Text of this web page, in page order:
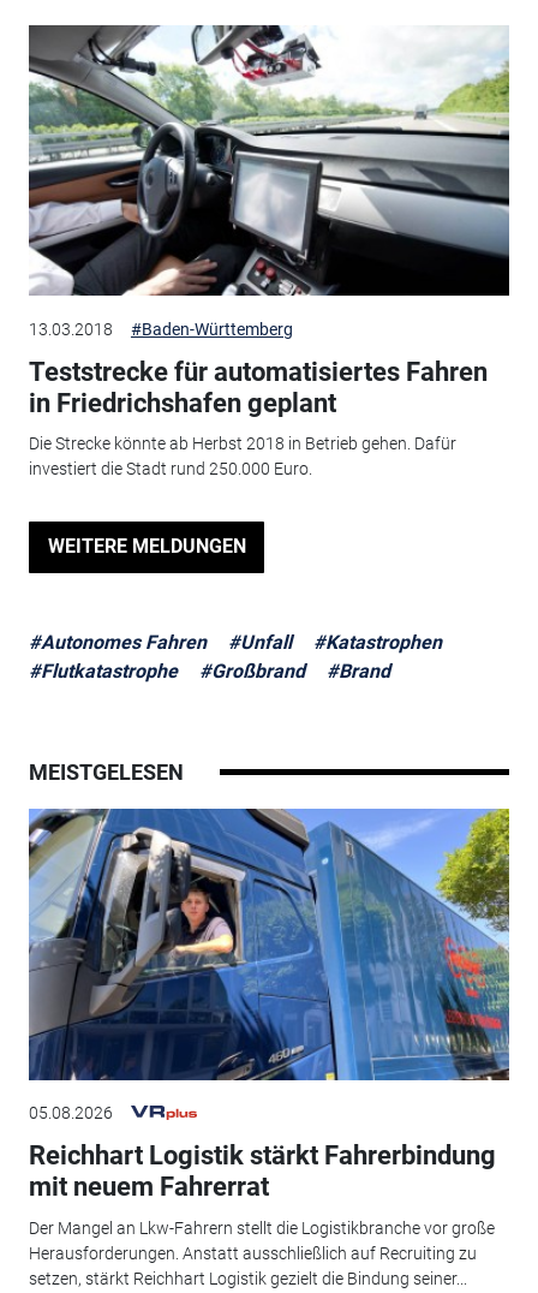
13.03.2018 #Baden-Württemberg
Teststrecke für automatisiertes Fahren
in Friedrichshafen geplant
Die Strecke könnte ab Herbst 2018 in Betrieb gehen. Dafür
investiert die Stadt rund 250.000 Euro.
WEITERE MELDUNGEN
#Autonomes Fahren #Unfall
#Katastrophen
#Flutkatastrophe
#Großbrand #Brand
MEISTGELESEN
05.08.2026
Reichhart Logistik stärkt Fahrerbindung
mit neuem Fahrerrat
Der Mangel an Lkw-Fahrern stellt die Logistikbranche vor große
Herausforderungen. Anstatt ausschließlich auf Recruiting zu
setzen, stärkt Reichhart Logistik gezielt die Bindung seiner...